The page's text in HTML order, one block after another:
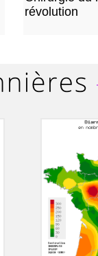
révolution